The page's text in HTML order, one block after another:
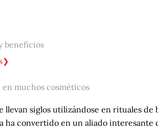
beneficios
en muchos cosméticos
llevan siglos utilizándose en rituales de
ha convertido en un aliado interesante